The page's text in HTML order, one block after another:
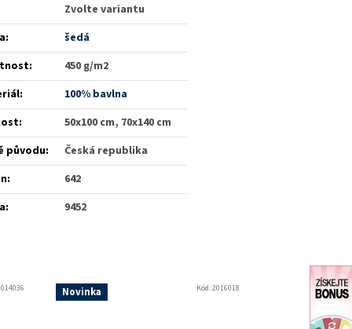
Zvolte variantu
:
šedá
:
450 g/m2
:
100% bavlna
:
50x100 cm, 70x140 cm
původu:
Česká republika
:
642
: 9452
Novinka Kód:2016018